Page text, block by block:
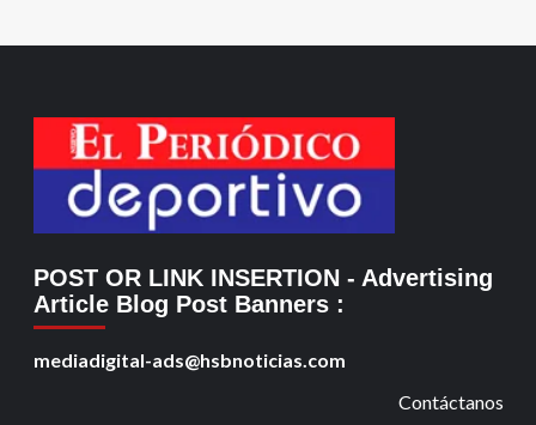
POST OR LINK INSERTION - Advertising
Article Blog Post Banners :
mediadigital-ads@hsbnoticias.com
Contáctanos